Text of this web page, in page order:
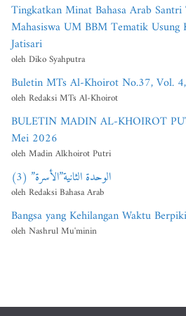
Tingkatkan Minat Bahasa Arab
Mahasiswa UM BBM Tematik Usung
Jatisari
oleh Diko Syahputra
Buletin MTs Al-Khoirot No.37, Vol.
oleh Redaksi MTs Al-Khoirot
BULETIN MADIN AL-KHOIROT
Mei 2026
oleh Madin Alkhoirot Putri
الوحدة الثانية”الأسرة” (3)
oleh Redaksi Bahasa Arab
Bangsa yang Kehilangan Waktu
oleh Nashrul Mu'minin